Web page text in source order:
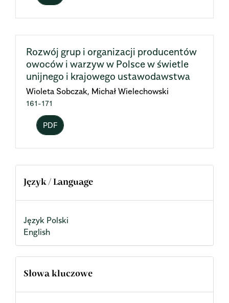
Rozwój grup i organizacji producentów
owoców i warzyw w Polsce w świetle
unijnego i krajowego ustawodawstwa
Wioleta Sobczak, Michał Wielechowski
161-171
PDF
Język / Language
Język Polski
English
Słowa kluczowe